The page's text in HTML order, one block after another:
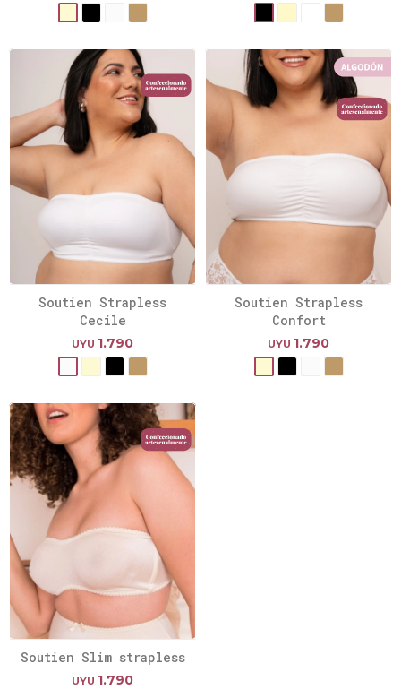
Soutien Strapless
Cecile
UYU 1.790
Soutien Strapless
Confort
UYU 1.790
Soutien Slim strapless
UYU 1.790